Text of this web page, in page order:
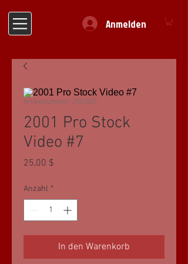
Anmelden
Artikelnummer: 2001007
2001 Pro Stock
Video #7
25,00 $
Anzahl *
In den Warenkorb